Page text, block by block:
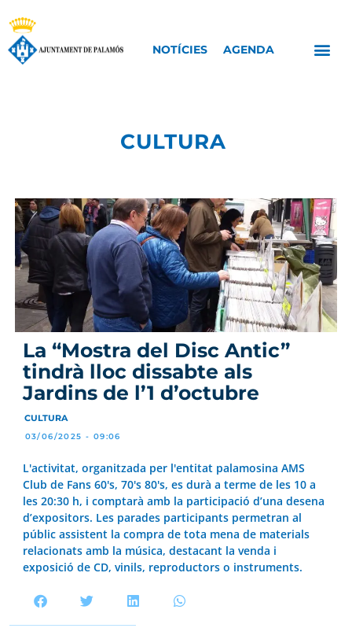
NOTÍCIES AGENDA
CULTURA
La “Mostra del Disc Antic”
tindrà lloc dissabte als
Jardins de l’1 d’octubre
CULTURA
03/06/2025 - 09:06
L'activitat, organitzada per l'entitat palamosina AMS
Club de Fans 60's, 70's 80's, es durà a terme de les 10 a
les 20:30 h, i comptarà amb la participació d’una desena
d’expositors. Les parades participants permetran al
públic assistent la compra de tota mena de materials
relacionats amb la música, destacant la venda i
exposició de CD, vinils, reproductors o instruments.